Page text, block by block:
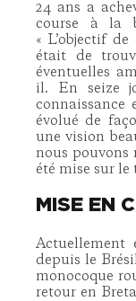
24 ans a
course à la
« L’objectif
était de
éventuelles
il. En seize
évolué de
une vision
nous pouvons
été mise sur le
MISE EN
Actuellement
depuis le
monocoque
retour en